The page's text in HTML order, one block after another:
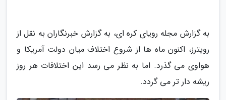
به گزارش مجله رویای کره ای، به گزارش خبرنگاران به نقل از
رویترز، اکنون ماه ها از شروع اختلاف میان دولت آمریکا و
هواوی می گذرد. اما به نظر می رسد این اختلافات هر روز
ریشه دار تر می گردد.